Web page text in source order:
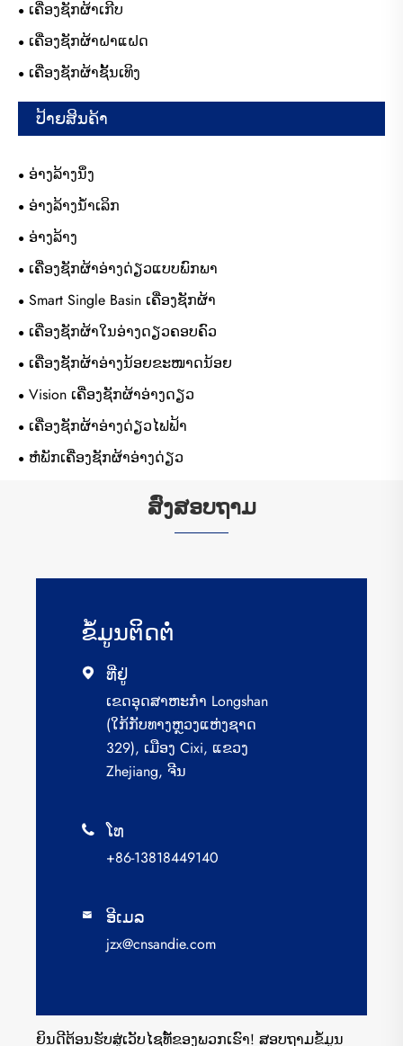
ເຄື່ອງຊັກຜ້າເກີບ
ເຄື່ອງຊັກຜ້າຝາແຝດ
ເຄື່ອງຊັກຜ້າຊັ້ນເທິງ
ປ້າຍສິນຄ້າ
ອ່າງລ້າງນຶ່ງ
ອ່າງລ້າງນ້ໍາເລິກ
ອ່າງລ້າງ
ເຄື່ອງຊັກຜ້າອ່າງດ່ຽວແບບພົກພາ
Smart Single Basin ເຄື່ອງຊັກຜ້າ
ເຄື່ອງຊັກຜ້າໃນອ່າງດຽວຄອບຄົວ
ເຄື່ອງຊັກຜ້າອ່າງນ້ອຍຂະໜາດນ້ອຍ
Vision ເຄື່ອງຊັກຜ້າອ່າງດຽວ
ເຄື່ອງຊັກຜ້າອ່າງດ່ຽວໄຟຟ້າ
ຫໍພັກເຄື່ອງຊັກຜ້າອ່າງດ່ຽວ
ສົ່ງສອບຖາມ
ຂໍ້​ມູນ​ຕິດ​ຕໍ່
 ທີ່ຢູ່
ເຂດ​ອຸດ​ສາ​ຫະ​ກຳ Longshan
(ໃກ້​ກັບ​ທາງ​ຫຼວງ​ແຫ່ງ​ຊາດ
329), ເມືອງ Cixi, ແຂວງ
Zhejiang, ຈີນ
 ໂທ
+86-13818449140
 ອີເມລ
jzx@cnsandie.com
ຍິນດີຕ້ອນຮັບສູ່ເວັບໄຊທ໌້ຂອງພວກເຮົາ! ສອບຖາມຂໍ້ມູນ